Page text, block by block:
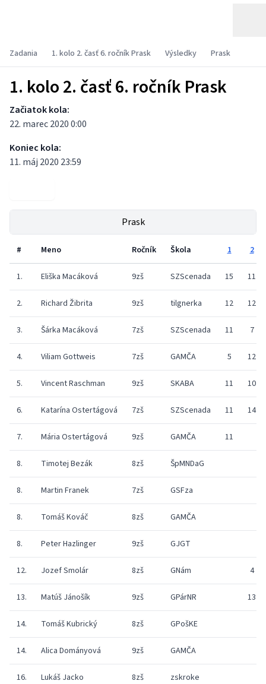
Zadania 1. kolo 2. časť 6. ročník Prask Výsledky Prask
1. kolo 2. časť 6. ročník Prask
Začiatok kola:
22. marec 2020 0:00
Koniec kola:
11. máj 2020 23:59
Prask
# Meno Ročník Škola 1 2
1. Eliška Macáková 9zš SZScenada 15 11
2. Richard Žibrita 9zš tilgnerka 12 12
3. Šárka Macáková 7zš SZScenada 11 7
4. Viliam Gottweis 7zš GAMČA 5 12
5. Vincent Raschman 9zš SKABA 11 10
6. Katarína Ostertágová 7zš SZScenada 11 14
7. Mária Ostertágová 9zš GAMČA 11
8. Timotej Bezák 8zš ŠpMNDaG
8. Martin Franek 7zš GSFza
8. Tomáš Kováč 8zš GAMČA
8. Peter Hazlinger 9zš GJGT
12. Jozef Smolár 8zš GNám 4
13. Matúš Jánošík 9zš GPárNR 13
14. Tomáš Kubrický 8zš GPošKE
14. Alica Dományová 9zš GAMČA
16. Lukáš Jacko 8zš zskroke